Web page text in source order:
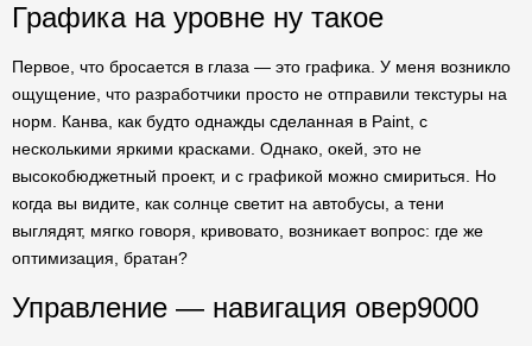
Графика на уровне ну такое
Первое, что бросается в глаза — это графика. У меня возникло
ощущение, что разработчики просто не отправили текстуры на
норм. Канва, как будто однажды сделанная в Paint, с
несколькими яркими красками. Однако, окей, это не
высокобюджетный проект, и с графикой можно смириться. Но
когда вы видите, как солнце светит на автобусы, а тени
выглядят, мягко говоря, кривовато, возникает вопрос: где же
оптимизация, братан?
Управление — навигация овер9000